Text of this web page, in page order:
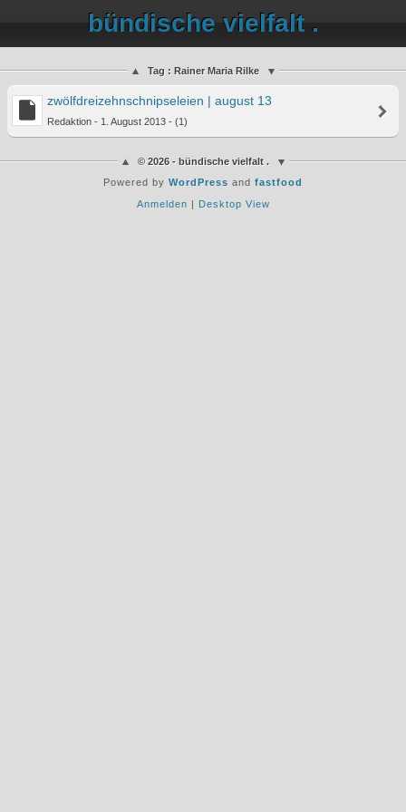
bündische vielfalt .
Tag : Rainer Maria Rilke
zwölfdreizehnschnipseleien | august 13
Redaktion - 1. August 2013 - (1)
© 2026 - bündische vielfalt .
Powered by WordPress and fastfood
Anmelden | Desktop View